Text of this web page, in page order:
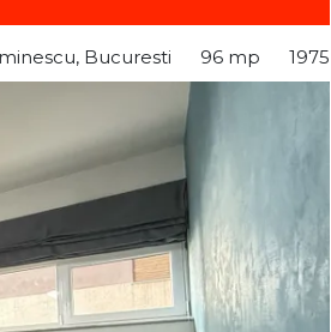
Bucuresti 96 mp 1975